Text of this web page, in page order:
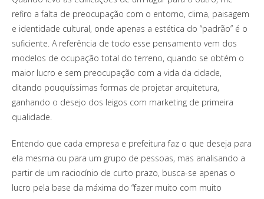
refiro a falta de preocupação com o entorno, clima, paisagem
e identidade cultural, onde apenas a estética do “padrão” é o
suficiente. A referência de todo esse pensamento vem dos
modelos de ocupação total do terreno, quando se obtém o
maior lucro e sem preocupação com a vida da cidade,
ditando pouquíssimas formas de projetar arquitetura,
ganhando o desejo dos leigos com marketing de primeira
qualidade.
Entendo que cada empresa e prefeitura faz o que deseja para
ela mesma ou para um grupo de pessoas, mas analisando a
partir de um raciocínio de curto prazo, busca-se apenas o
lucro pela base da máxima do “fazer muito com muito